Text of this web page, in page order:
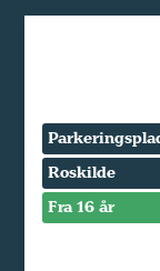
Roskilde
Fra 16 år